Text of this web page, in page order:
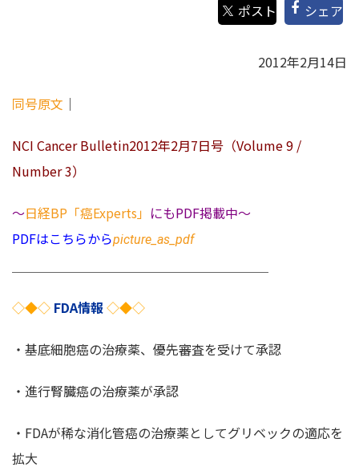
シェア
2012年2月14日
同号原文 ｜
NCI Cancer Bulletin2012年2月7日号（Volume 9 /
Number 3）
～日経BP「癌Experts」 にもPDF掲載中～
PDFはこちらからpicture_as_pdf
◇◆◇ FDA情報 ◇◆◇
・基底細胞癌の治療薬、優先審査を受けて承認
・進行腎臓癌の治療薬が承認
・FDAが稀な消化管癌の治療薬としてグリベックの適応を
拡大